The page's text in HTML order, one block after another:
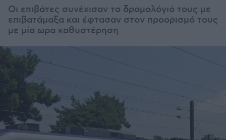
Οι επιβάτες συνέχισαν το δρομολόγιό τους με
επιβατάμαξα και έφτασαν στον προορισμό τους
με μία ωρα καθυστέρηση